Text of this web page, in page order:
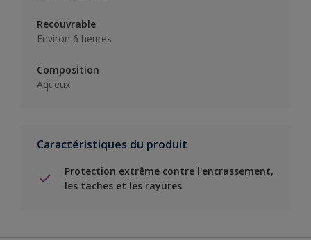
Recouvrable
Environ 6 heures
Composition
Aqueux
Caractéristiques du produit
Protection extrême contre l'encrassement,
les taches et les rayures